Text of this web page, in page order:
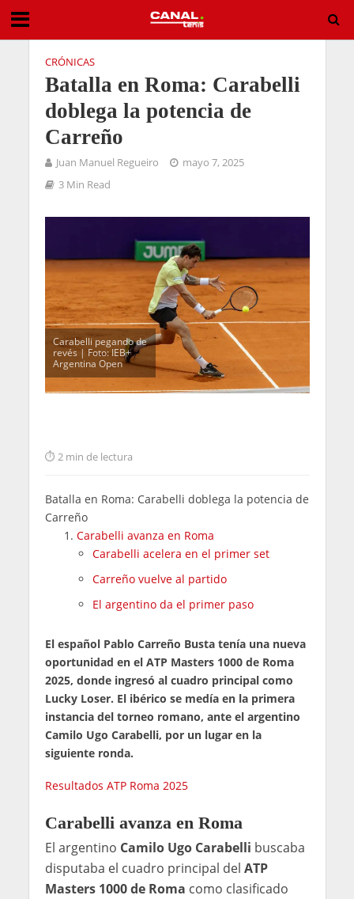
CRÓNICAS
Batalla en Roma: Carabelli
doblega la potencia de
Carreño
Juan Manuel Regueiro
mayo 7, 2025
3 Min Read
Carabelli pegando de
revés | Foto: IEB+
Argentina Open
2 min de lectura
Batalla en Roma: Carabelli doblega la potencia de
Carreño
Carabelli avanza en Roma
Carabelli acelera en el primer set
Carreño vuelve al partido
El argentino da el primer paso
El español Pablo Carreño Busta tenía una nueva
oportunidad en el ATP Masters 1000 de Roma
2025, donde ingresó al cuadro principal como
Lucky Loser. El ibérico se medía en la primera
instancia del torneo romano, ante el argentino
Camilo Ugo Carabelli, por un lugar en la
siguiente ronda.
Resultados ATP Roma 2025
Carabelli avanza en Roma
El argentino Camilo Ugo Carabelli buscaba
disputaba el cuadro principal del ATP
Masters 1000 de Roma como clasificado